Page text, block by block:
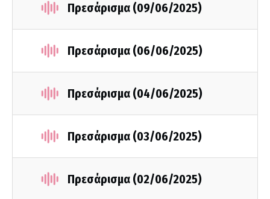
Πρεσάρισμα (09/06/2025)
Πρεσάρισμα (06/06/2025)
Πρεσάρισμα (04/06/2025)
Πρεσάρισμα (03/06/2025)
Πρεσάρισμα (02/06/2025)